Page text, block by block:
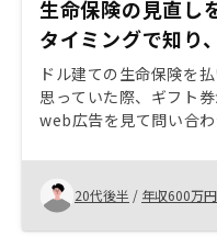
生命保険の見直し
タイミングで知り
ドル建ての生命保険を
思っていた際、ギフト
web広告を見て問い合
あまり期待していなか
の方が凄く熱心に不動
メリット、RENOSYの
を伝えてくださり、物件
応じてくれました。ま
20代後半 / 年収600万